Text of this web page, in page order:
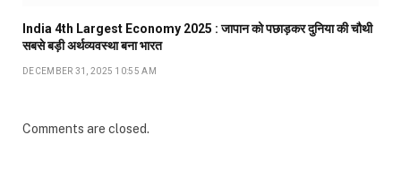
India 4th Largest Economy 2025 : जापान को पछाड़कर दुनिया की चौथी
सबसे बड़ी अर्थव्यवस्था बना भारत
DECEMBER 31, 2025 10:55 AM
Comments are closed.